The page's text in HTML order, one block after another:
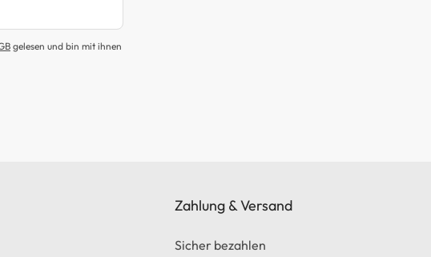
gelesen und bin mit ihnen
Zahlung & Versand
Sicher bezahlen